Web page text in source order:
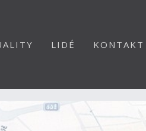
LIDÉ KONTAKT